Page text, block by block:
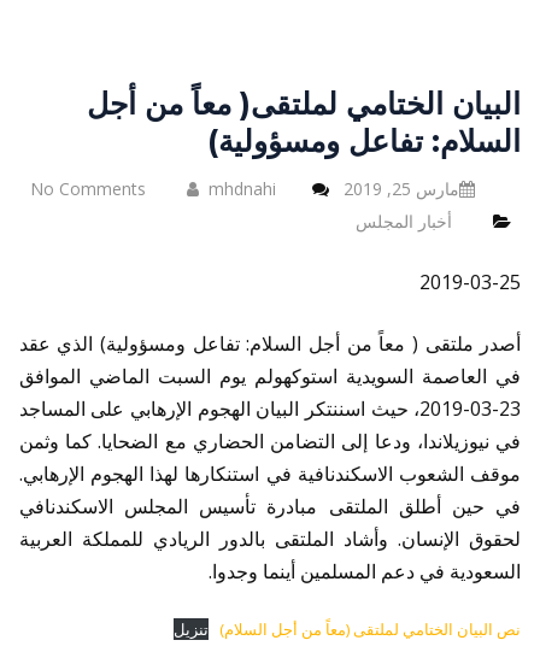
البيان الختامي لملتقى( معاً من أجل
السلام: تفاعل ومسؤولية)
مارس 25, 2019 No Comments
mhdnahi
أخبار المجلس
2019-03-25
أصدر ملتقى ( معاً من أجل السلام: تفاعل ومسؤولية) الذي عقد
في العاصمة السويدية استوكهولم يوم السبت الماضي الموافق
23-03-2019، حيث اسننتكر البيان الهجوم الإرهابي على المساجد
في نيوزيلاندا، ودعا إلى التضامن الحضاري مع الضحايا. كما وثمن
موقف الشعوب الاسكندنافية في استنكارها لهذا الهجوم الإرهابي.
في حين أطلق الملتقى مبادرة تأسيس المجلس الاسكندنافي
لحقوق الإنسان. وأشاد الملتقى بالدور الريادي للمملكة العربية
السعودية في دعم المسلمين أينما وجدوا.
نص البيان الختامي لملتقى (معاً من أجل السلام) تنزيل